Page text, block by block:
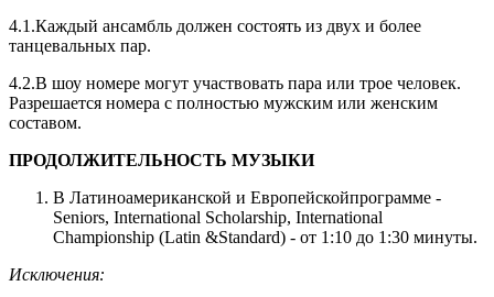
4.1.Каждый ансамбль должен состоять из двух и более
танцевальных пар.
4.2.В шоу номере могут участвовать пара или трое человек.
Разрешается номера с полностью мужским или женским
составом.
ПРОДОЛЖИТЕЛЬНОСТЬ МУЗЫКИ
В Латиноамериканской и Европейскойпрограмме -
Seniors, International Scholarship, International
Championship (Latin &Standard) - от 1:10 до 1:30 минуты.
Исключения: